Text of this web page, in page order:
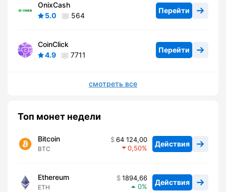
OnixCash
5.0
564
Перейти
CoinClick
4.9
7711
Перейти
смотреть все
Топ монет недели
Bitcoin
BTC
64 124,00
0,50
Действия
Ethereum
ETH
1894,66
0
Действия